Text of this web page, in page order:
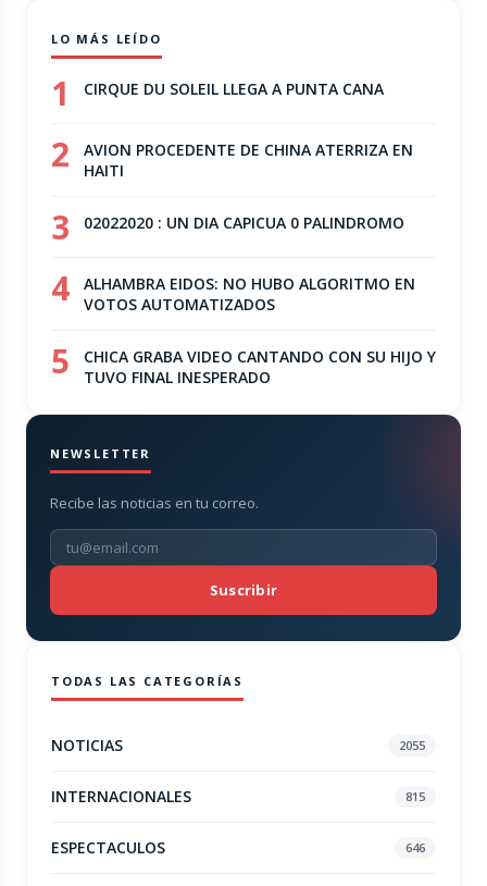
LO MÁS LEÍDO
1 CIRQUE DU SOLEIL LLEGA A PUNTA CANA
2
AVION PROCEDENTE DE CHINA ATERRIZA EN
HAITI
3 02022020 : UN DIA CAPICUA 0 PALINDROMO
4
ALHAMBRA EIDOS: NO HUBO ALGORITMO EN
VOTOS AUTOMATIZADOS
5
CHICA GRABA VIDEO CANTANDO CON SU HIJO Y
TUVO FINAL INESPERADO
NEWSLETTER
Recibe las noticias en tu correo.
Suscribir
TODAS LAS CATEGORÍAS
NOTICIAS 2055
INTERNACIONALES 815
ESPECTACULOS 646